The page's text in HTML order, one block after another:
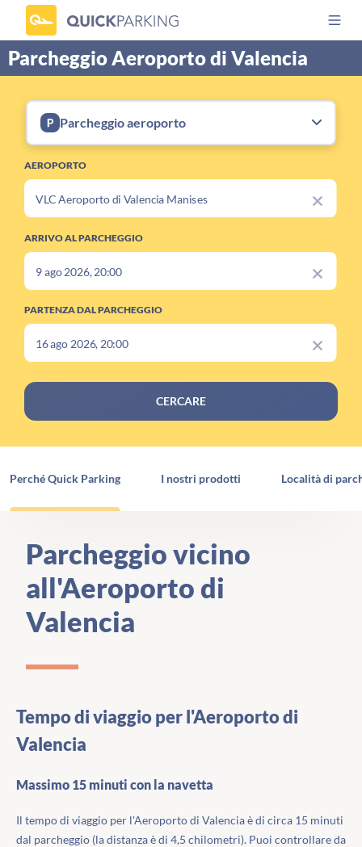
Parcheggio Aeroporto di Valencia
Parcheggio aeroporto
AEROPORTO
ARRIVO AL PARCHEGGIO
PARTENZA DAL PARCHEGGIO
CERCARE
Perché Quick Parking I nostri prodotti Località di
Parcheggio vicino
all'Aeroporto di
Valencia
Tempo di viaggio per l'Aeroporto di
Valencia
Massimo 15 minuti con la navetta
Il tempo di viaggio per l'Aeroporto di Valencia è di circa 15 minuti
dal parcheggio (la distanza è di 4,5 chilometri). Puoi controllare da